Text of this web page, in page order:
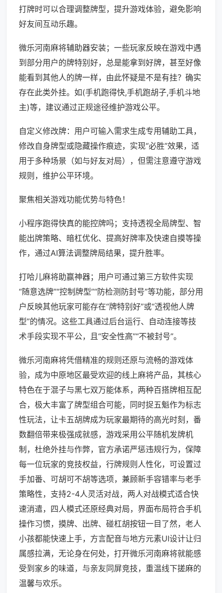
打牌时可以合理调整牌型，提升游戏体验，避免影响
好友间互动乐趣。
微乐河南麻将辅助器安装；一些玩家反映在游戏中遇
到部分用户的牌特别好，总是能拿到好牌，甚至好像
能看到其他人的牌一样，由此怀疑是不是有挂？确实
存在此类外挂。如(手机跑得快,手机跑胡子,手机斗地
主)等，建议通过正规途径维护游戏公平。
自定义修改牌：用户可输入需求生成专用辅助工具，
修改自身牌型或隐藏操作痕迹，实现“必胜”效果，适
用于多种场景（如与好友对局），但需注意遵守游戏
规则，维护公平环境。
聚焦相关游戏功能优势与特色！
小程序跑得快真的能控牌吗；支持透视全局牌型、智
能出牌策略、暗杠优化、提高好牌率及快速自摸等操
作，通过AI算法调整牌局结果，提升胜率。
打哈儿麻将助赢神器；用户可通过第三方软件实现
“随意选牌”“控制牌型”“防检测防封号”等功能，部分用
户反映其他玩家可能存在“牌特别好”或“透视他人牌
型”的情况。这些工具通过后台运行、自动连接等技
术手段实现不平公，且“安全性高”“不被封号”。
微乐河南麻将凭借精准的规则还原与流畅的游戏体
验，成为中原地区最受欢迎的线上麻将产品，其核心
特色在于混子与黑七双万能体系，两种百搭牌相互配
合，极大丰富了牌型组合可能，同时捉五魁作为标志
性玩法，让卡五胡牌成为玩家最期待的高光时刻，番
数翻倍带来极强成就感，游戏采用公平随机发牌机
制，杜绝外挂与作弊，官方承诺严惩违规行为，保障
每一位玩家的竞技权益，行牌规则人性化，可设置过
手加番、可胡可不胡等选项，兼顾新手容错率与老手
策略性，支持2-4人灵活对战，两人对战模式适合快
速消遣，四人模式还原经典对局，界面布局符合手机
操作习惯，摸牌、出牌、碰杠胡按钮一目了然，老人
小孩都能快速上手，方言配音与地方元素UI设计让归
属感拉满，无论身在何处，打开微乐河南麻将就能感
受到家乡的味道，与亲友同屏竞技，重温线下搓麻的
温馨与欢乐。